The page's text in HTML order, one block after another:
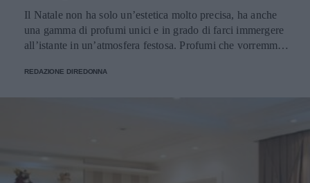
Il Natale non ha solo un’estetica molto precisa, ha anche
una gamma di profumi unici e in grado di farci immergere
all’istante in un’atmosfera festosa. Profumi che vorremmo
REDAZIONE DIREDONNA